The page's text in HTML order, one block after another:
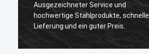
Ausgezeichneter Service und
hochwertige Stahlprodukte, schnelle
Lieferung und ein guter Preis.